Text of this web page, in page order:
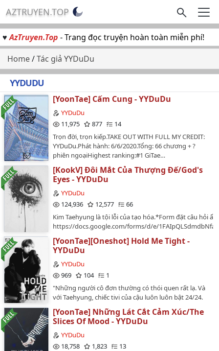
AZTRUYEN.TOP
♥AzTruyen.Top - Trang đọc truyện hoàn toàn miễn phí!
Home/Tác giả YYDuDu
YYDUDU
[YoonTae] Cấm Cung - YYDuDu
YYDuDu
11,975
877
14
Trọn đời, trọn kiếp.TAKE OUT WITH FULL MY CREDIT:
YYDuDu.Phát hành: 6/6/2020.Tổng: 66 chương + ?
phiên ngoạiHighest ranking:#1 GiTae…
[KookV] Đôi Mắt Của Thượng Đế/God's
Eyes - YYDuDu
YYDuDu
124,936
12,577
66
Kim Taehyung là tội lỗi của tạo hóa.*Form đặt câu hỏi ẩn
https://docs.google.com/forms/d/e/
Pinterest.Highest Ranking:No.1 of #YoonTae.No.1 of
#Longfic…
[YoonTae][Oneshot] Hold Me Tight -
YYDuDu
YYDuDu
969
104
1
"Những người cô đơn thường có thói quen rất lạ. Và
với Taehyung, chiếc tivi của cậu luôn luôn bật 24/24.
Cậu ghét việc căn nhà trống trải của mình chìm trong
yên lặng. Nó khó chịu, nó khiến cậu cảm thấy bản thân
cô đơn và tẻ nhạt, dù điều đó đúng với thực tế.
Taehyung không bao giờ tắt tivi, vì chỉ khi cậu nghe
được những âm thanh phát ra từ nó, cậu mới cảm
[YoonTae] Những Lát Cắt Cảm Xúc/The
Slices Of Mood - YYDuDu
YYDuDu
18,758
1,823
13